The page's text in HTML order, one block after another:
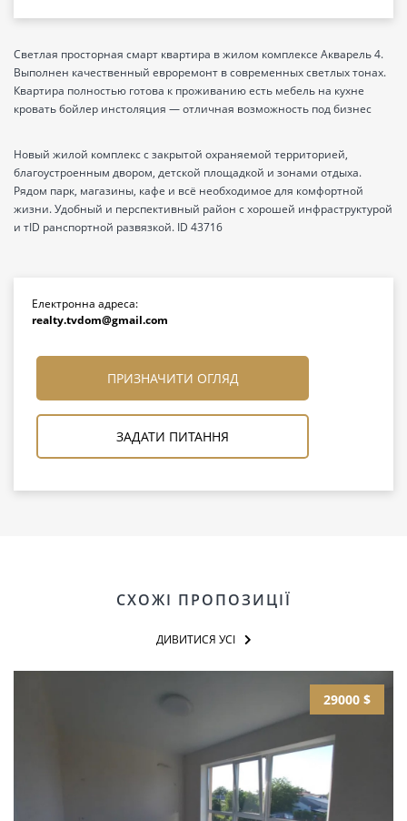
Светлая просторная смарт квартира в жилом комплексе Акварель 4.
Выполнен качественный евроремонт в современных светлых тонах.
Квартира полностью готова к проживанию есть мебель на кухне
кровать бойлер инстоляция — отличная возможность под бизнес
Новый жилой комплекс с закрытой охраняемой территорией,
благоустроенным двором, детской площадкой и зонами отдыха.
Рядом парк, магазины, кафе и всё необходимое для комфортной
жизни. Удобный и перспективный район с хорошей инфраструктурой
и тID ранспортной развязкой. ID 43716
Електронна адреса:
realty.tvdom@gmail.com
ПРИЗНАЧИТИ ОГЛЯД
ЗАДАТИ ПИТАННЯ
СХОЖІ ПРОПОЗИЦІЇ
ДИВИТИСЯ УСІ
29000 $